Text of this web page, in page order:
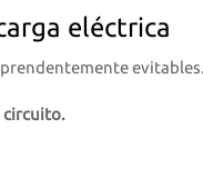
eléctrica
circuito.